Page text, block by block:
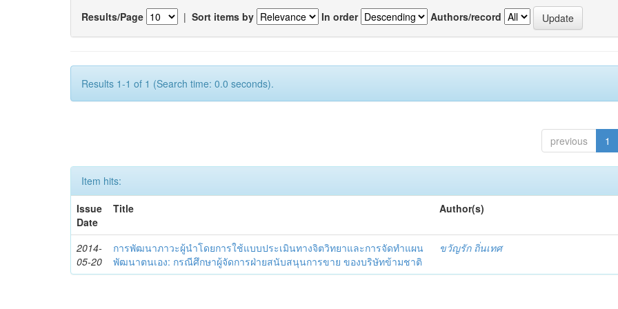
Results/Page | Sort items by In order Authors/record
Results 1-1 of 1 (Search time: 0.0 seconds).
previous 1
Item hits:
Issue
Date
Title Author(s)
2014-
05-20
การพัฒนาภาวะผู้นำโดยการใช้แบบประเมินทางจิตวิทยาและการจัดทำแผน
พัฒนาตนเอง: กรณีศึกษาผู้จัดการฝ่ายสนับสนุนการขาย ของบริษัทข้ามชาติ
ขวัญรัก ถิ่นเทศ